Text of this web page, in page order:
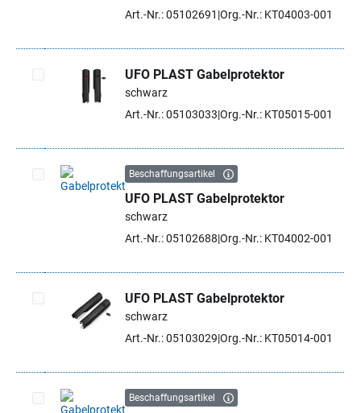
Art.-Nr.: 05102691 Org.-Nr.: KT04003-001
Artikel auswählen
UFO PLAST Gabelprotektor
schwarz
Art.-Nr.: 05103033 Org.-Nr.: KT05015-001
Artikel auswählen
Beschaffungsartikel
UFO PLAST Gabelprotektor
schwarz
Art.-Nr.: 05102688 Org.-Nr.: KT04002-001
Artikel auswählen
UFO PLAST Gabelprotektor
schwarz
Art.-Nr.: 05103029 Org.-Nr.: KT05014-001
Beschaffungsartikel